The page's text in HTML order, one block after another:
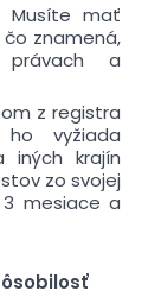
Musíte mať
znamená,
a
z registra
vyžiada
iných krajín
zo svojej
mesiace a